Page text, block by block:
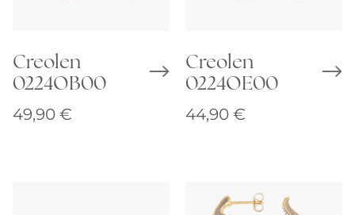
Creolen
0224OB00
49,90 €
Creolen
0224OE00
44,90 €